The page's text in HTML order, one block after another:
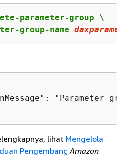
parameter-group \
group-name
"Parameter
lihat Mengelola
Pengembang Amazon